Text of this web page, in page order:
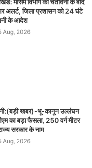
अलर्ट, जिला प्रशासन को 24 घंटे
के आदेश
Aug, 2026
खबर)-भू-कानून उल्लंघन
का बड़ा फैसला, 250 वर्ग मीटर
सरकार के नाम
Aug, 2026